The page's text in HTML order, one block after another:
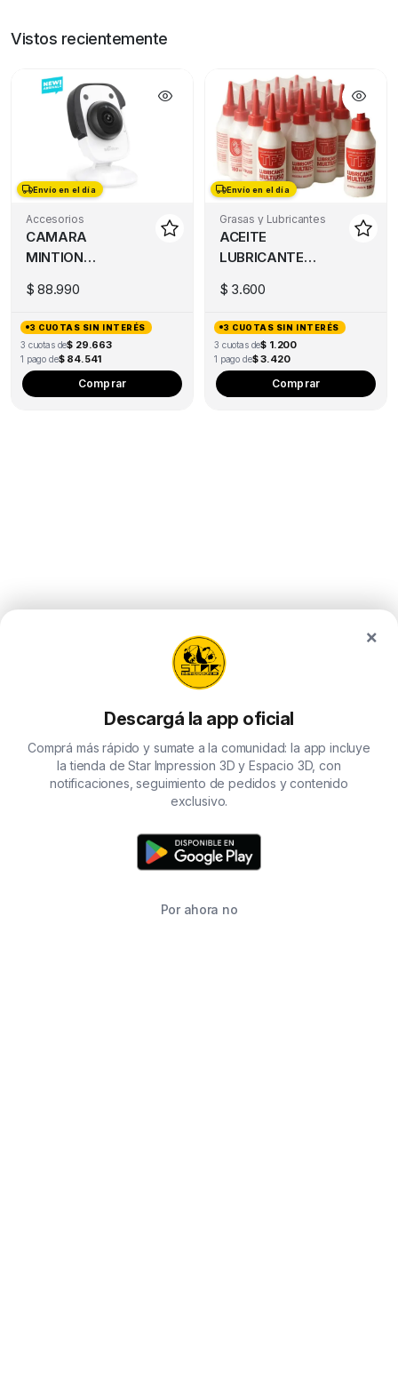
Vistos recientemente
Envío en el día
Envío en el día
Accesorios
CAMARA
MINTION
IMPRESORA
3D
$ 88.990
3 CUOTAS SIN INTERÉS
3 cuotas de$ 29.663
1 pago de$ 84.541
Comprar
Envío en el día
Grasas y Lubricantes
ACEITE
LUBRICANTE
PARA
IMPRESORA 3D
$ 3.600
3 CUOTAS SIN INTERÉS
3 cuotas de$ 1.200
1 pago de$ 3.420
Comprar
×
Descargá la app oficial
Comprá más rápido y sumate a la comunidad: la app incluye
la tienda de Star Impression 3D y Espacio 3D, con
notificaciones, seguimiento de pedidos y contenido
exclusivo.
Por ahora no